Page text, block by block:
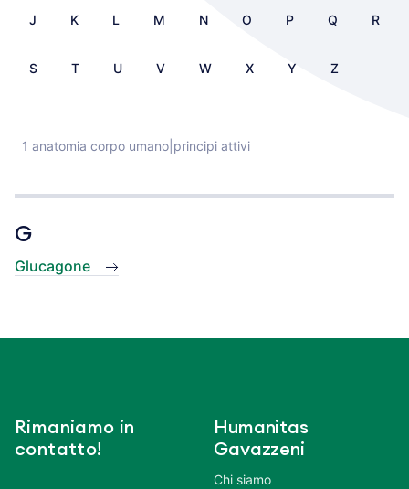
J K L M N O P Q R
S T U V W X Y Z
1 anatomia corpo umano|principi attivi
G
Glucagone
Rimaniamo in
contatto!
Humanitas
Gavazzeni
Chi siamo